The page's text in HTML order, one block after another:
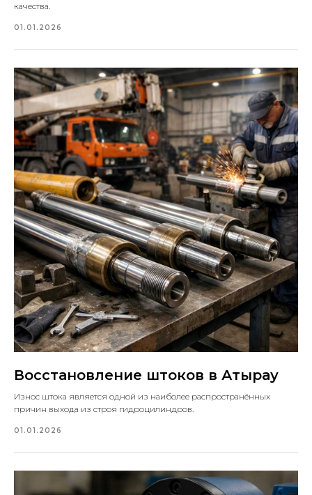
качества.
01.01.2026
Восстановление штоков в Атырау
Износ штока является одной из наиболее распространённых
причин выхода из строя гидроцилиндров.
01.01.2026